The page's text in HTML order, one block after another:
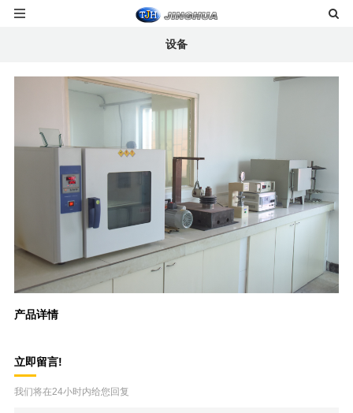
设备
产品详情
立即留言!
我们将在24小时内给您回复